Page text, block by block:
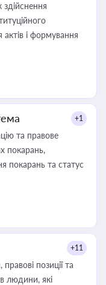
і формування
+1
та правове
покарань,
покарань та статус
+11
позиції та
людини, які